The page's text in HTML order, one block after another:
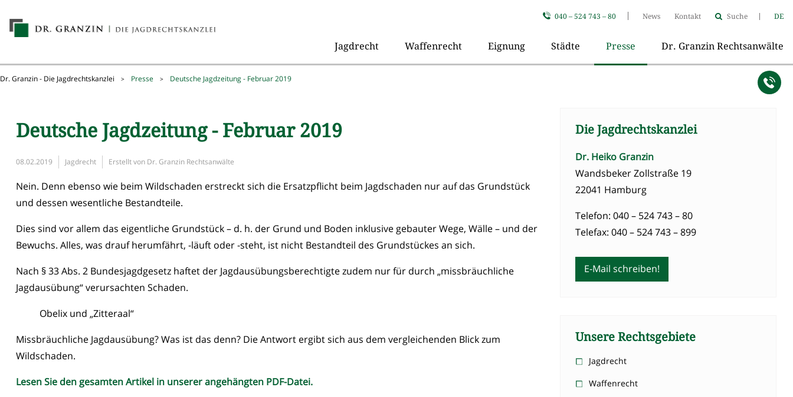
040 – 524 743 – 80 News Kontakt Suche DE
Jagdrecht Waffenrecht Eignung Städte Presse Dr. Granzin Rechtsanwälte
Dr. Granzin - Die Jagdrechtskanzlei > Presse > Deutsche Jagdzeitung - Februar 2019
Deutsche Jagdzeitung - Februar 2019
08.02.2019 Jagdrecht Erstellt von Dr. Granzin Rechtsanwälte
Nein. Denn ebenso wie beim Wildschaden erstreckt sich die Ersatzpflicht beim Jagdschaden nur auf das Grundstück
und dessen wesentliche Bestandteile.
Dies sind vor allem das eigentliche Grundstück – d. h. der Grund und Boden inklusive gebauter Wege, Wälle – und der
Bewuchs. Alles, was drauf herumfährt, -läuft oder -steht, ist nicht Bestandteil des Grundstückes an sich.
Nach § 33 Abs. 2 Bundesjagdgesetz haftet der Jagdausübungsberechtigte zudem nur für durch „missbräuchliche
Jagdausübung“ verursachten Schaden.
Obelix und „Zitteraal“
Missbräuchliche Jagdausübung? Was ist das denn? Die Antwort ergibt sich aus dem vergleichenden Blick zum
Wildschaden.
Lesen Sie den gesamten Artikel in unserer angehängten PDF-Datei.
Die Jagdrechtskanzlei
Dr. Heiko Granzin
Wandsbeker Zollstraße 19
22041 Hamburg
Telefon: 040 – 524 743 – 80
Telefax: 040 – 524 743 – 899
E-Mail schreiben!
Unsere Rechtsgebiete
Jagdrecht
Waffenrecht